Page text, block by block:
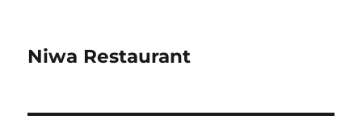
Niwa Restaurant